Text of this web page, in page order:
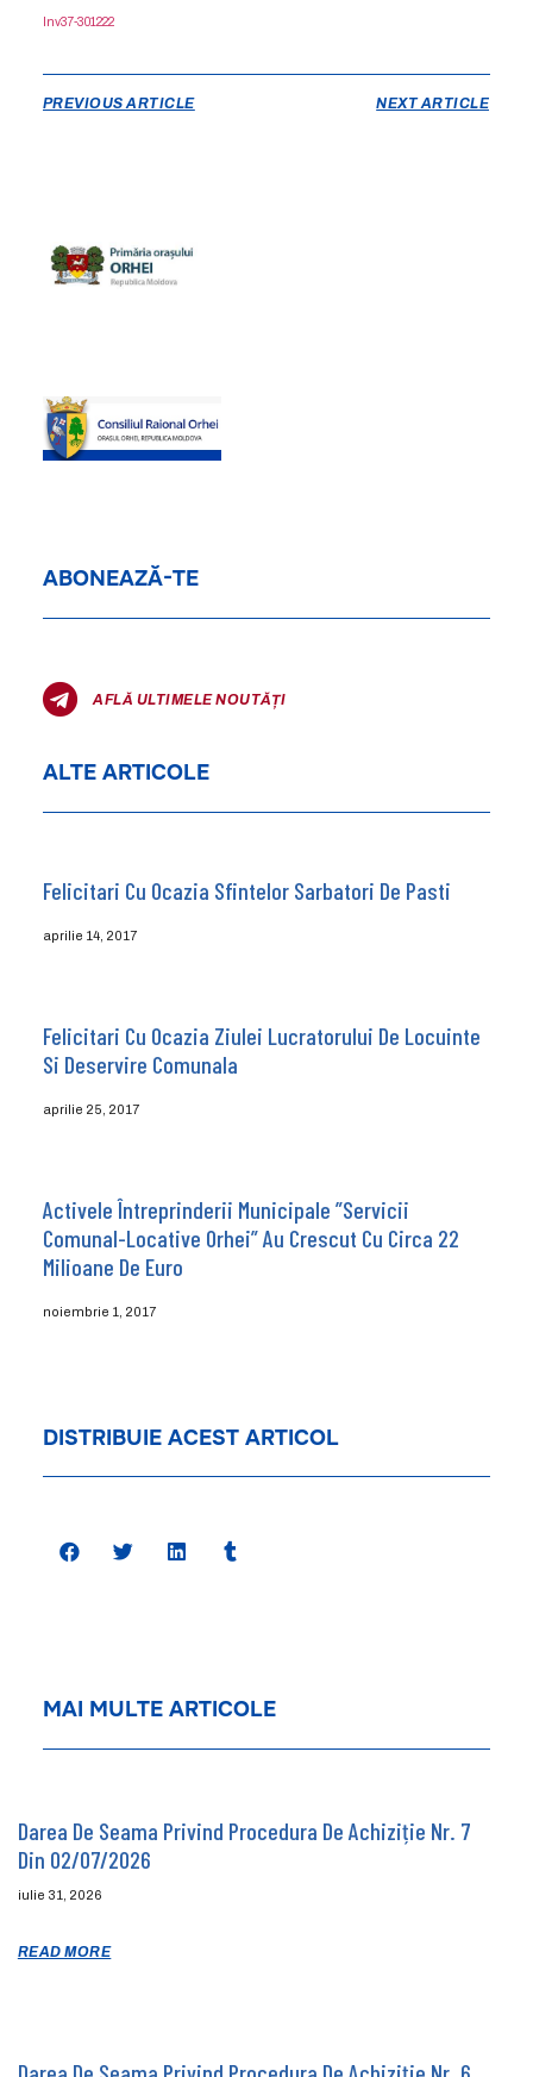
Inv37-301222
PREVIOUS ARTICLE NEXT ARTICLE
ABONEAZĂ-TE
AFLĂ ULTIMELE NOUTĂȚI
ALTE ARTICOLE
Felicitari Cu Ocazia Sfintelor Sarbatori De Pasti
aprilie 14, 2017
Felicitari Cu Ocazia Ziulei Lucratorului De Locuinte
Si Deservire Comunala
aprilie 25, 2017
Activele Întreprinderii Municipale ”Servicii
Comunal-Locative Orhei” Au Crescut Cu Circa 22
Milioane De Euro
noiembrie 1, 2017
DISTRIBUIE ACEST ARTICOL
MAI MULTE ARTICOLE
Darea De Seama Privind Procedura De Achiziție Nr. 7
Din 02/07/2026
iulie 31, 2026
READ MORE